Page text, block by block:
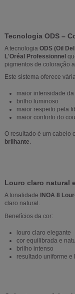
Tecnologia ODS –
A tecnologia ODS (Oil
L'Oréal Professionnel
pigmentos de coloração
Este sistema oferece
maior intensidade da
brilho luminoso
maior respeito pela
maior conforto do
O resultado é um cabelo
brilhante.
Louro claro natural
A tonalidade INOA 8
claro natural.
Benefícios da cor:
louro claro elegante
cor equilibrada e
brilho intenso
resultado uniforme e